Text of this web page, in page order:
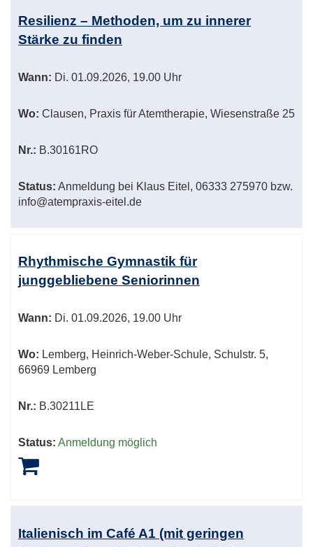
Resilienz – Methoden, um zu innerer
Stärke zu finden
Wann: Di. 01.09.2026, 19.00 Uhr
Wo: Clausen, Praxis für Atemtherapie, Wiesenstraße 25
Nr.: B.30161RO
Status: Anmeldung bei Klaus Eitel, 06333 275970 bzw.
info@atempraxis-eitel.de
Rhythmische Gymnastik für
junggebliebene Seniorinnen
Wann: Di. 01.09.2026, 19.00 Uhr
Wo: Lemberg, Heinrich-Weber-Schule, Schulstr. 5,
66969 Lemberg
Nr.: B.30211LE
Status: Anmeldung möglich
Italienisch im Café A1 (mit geringen